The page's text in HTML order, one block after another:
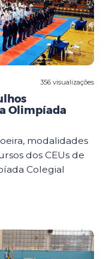
356 visualizações
Olimpíada
modalidades
dos CEUs de
Colegial